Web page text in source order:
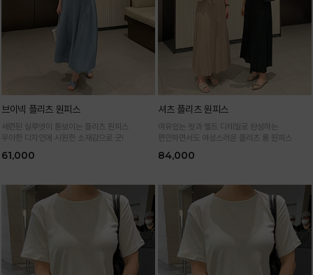
브이넥 플리츠 원피스
세련된 실루엣이 돋보이는 플리츠 원피스
우아한 디자인에 시원한 소재감으로 굿!
61,000
셔츠 플리츠 원피스
여유있는 핏과 벨트 디테일로 완성하는
편안하면서도 여성스러운 플리츠 롱 원피스
84,000